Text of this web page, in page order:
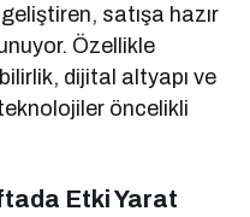
satışa hazır
Özellikle
dijital altyapı ve
öncelikli
Etki Yarat